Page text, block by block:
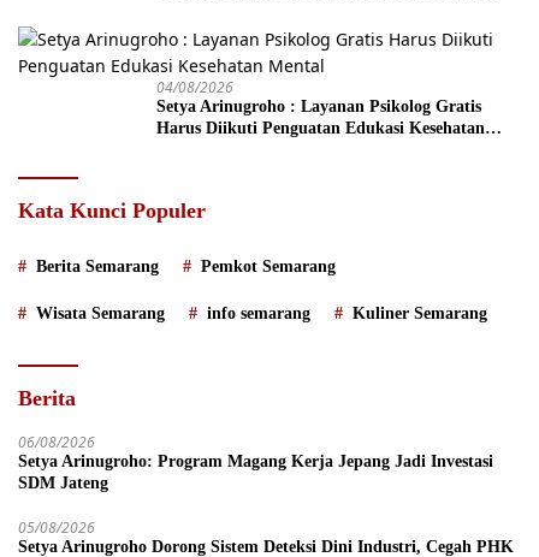
04/08/2026
Setya Arinugroho : Layanan Psikolog Gratis
Harus Diikuti Penguatan Edukasi Kesehatan
Kata Kunci Populer
Berita Semarang Pemkot Semarang
Wisata Semarang info semarang Kuliner Semarang
Berita
06/08/2026
Setya Arinugroho: Program Magang Kerja Jepang Jadi Investasi
SDM Jateng
05/08/2026
Setya Arinugroho Dorong Sistem Deteksi Dini Industri, Cegah PHK